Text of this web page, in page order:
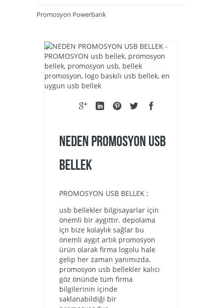
Promosyon Powerbank
NEDEN PROMOSYON USB
BELLEK
PROMOSYON USB BELLEK ;
usb bellekler bilgisayarlar için
önemli bir aygıttır. depolama
içn bize kolaylık sağlar bu
önemli aygıt artık promosyon
ürün olarak firma logolu hale
gelip her zaman yanımızda.
promosyon usb bellekler kalıcı
göz önünde tüm firma
bilgilerinin içinde
saklanabildiği bir